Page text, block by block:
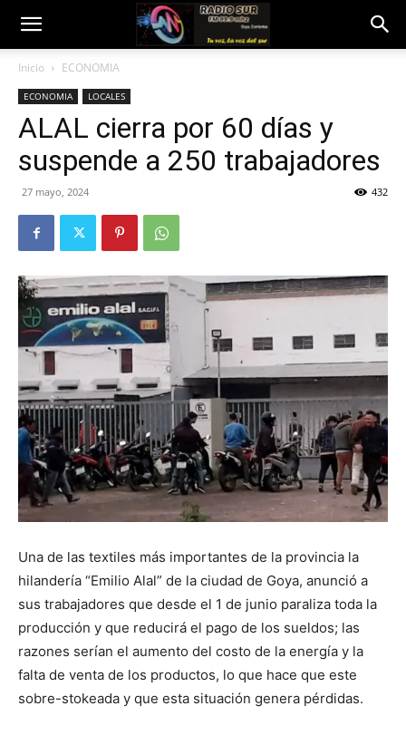
Inicio ECONOMIA
ECONOMIA LOCALES
ALAL cierra por 60 días y
suspende a 250 trabajadores
27 mayo, 2024 432
Una de las textiles más importantes de la provincia la
hilandería “Emilio Alal” de la ciudad de Goya, anunció a
sus trabajadores que desde el 1 de junio paraliza toda la
producción y que reducirá el pago de los sueldos; las
razones serían el aumento del costo de la energía y la
falta de venta de los productos, lo que hace que este
sobre-stokeada y que esta situación genera pérdidas.